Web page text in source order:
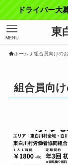
ドライバー大
東
MENU
ホーム 組合員向けの
組合員向